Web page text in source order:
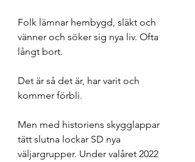
Folk lämnar hembygd, släkt och
vänner och söker sig nya liv. Ofta
långt bort.
Det är så det är, har varit och
kommer förbli.
Men med historiens skygglappar
tätt slutna lockar SD nya
väljargrupper. Under valåret 2022